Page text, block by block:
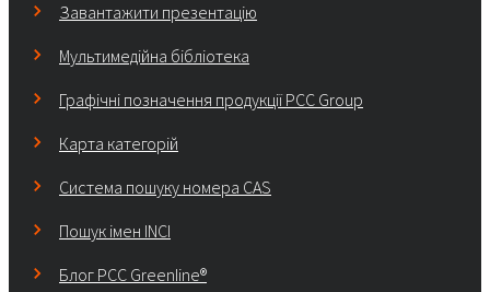
Завантажити презентацію
Мультимедійна бібліотека
Графічні позначення продукції PCC Group
Карта категорій
Система пошуку номера CAS
Пошук імен INCI
Блог PCC Greenline®